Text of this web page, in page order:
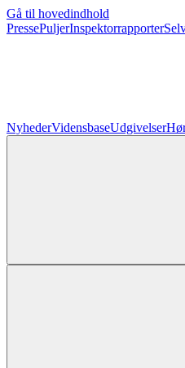
Gå til hovedindhold
PressePuljerInspektorrapporter
NyhederVidensbaseUdgivelser